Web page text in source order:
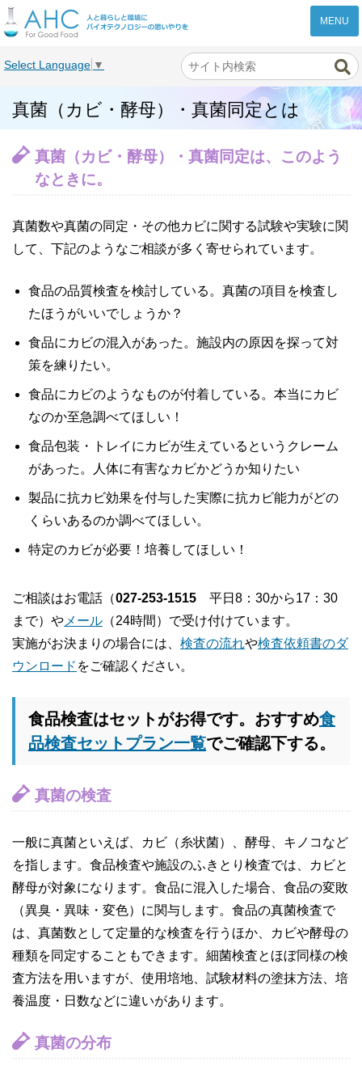
Select Language ▼
真菌（カビ・酵母）・真菌同定とは
真菌（カビ・酵母）・真菌同定は、このよう
なときに。
真菌数や真菌の同定・その他カビに関する試験や実験に関
して、下記のようなご相談が多く寄せられています。
食品の品質検査を検討している。真菌の項目を検査し
たほうがいいでしょうか？
食品にカビの混入があった。施設内の原因を探って対
策を練りたい。
食品にカビのようなものが付着している。本当にカビ
なのか至急調べてほしい！
食品包装・トレイにカビが生えているというクレーム
があった。人体に有害なカビかどうか知りたい
製品に抗カビ効果を付与した実際に抗カビ能力がどの
くらいあるのか調べてほしい。
特定のカビが必要！培養してほしい！
ご相談はお電話（027-253-1515 平日8：30から17：30
まで）や メール （24時間）で受け付けています。
実施がお決まりの場合には、 検査の流れや検査依頼書のダ
ウンロード をご確認ください。
食品検査はセットがお得です。おすすめ食
品検査セットプラン一覧でご確認下する。
真菌の検査
一般に真菌といえば、カビ（糸状菌）、酵母、キノコなど
を指します。食品検査や施設のふきとり検査では、カビと
酵母が対象になります。食品に混入した場合、食品の変敗
（異臭・異味・変色）に関与します。食品の真菌検査で
は、真菌数として定量的な検査を行うほか、カビや酵母の
種類を同定することもできます。細菌検査とほぼ同様の検
査方法を用いますが、使用培地、試験材料の塗抹方法、培
養温度・日数などに違いがあります。
真菌の分布